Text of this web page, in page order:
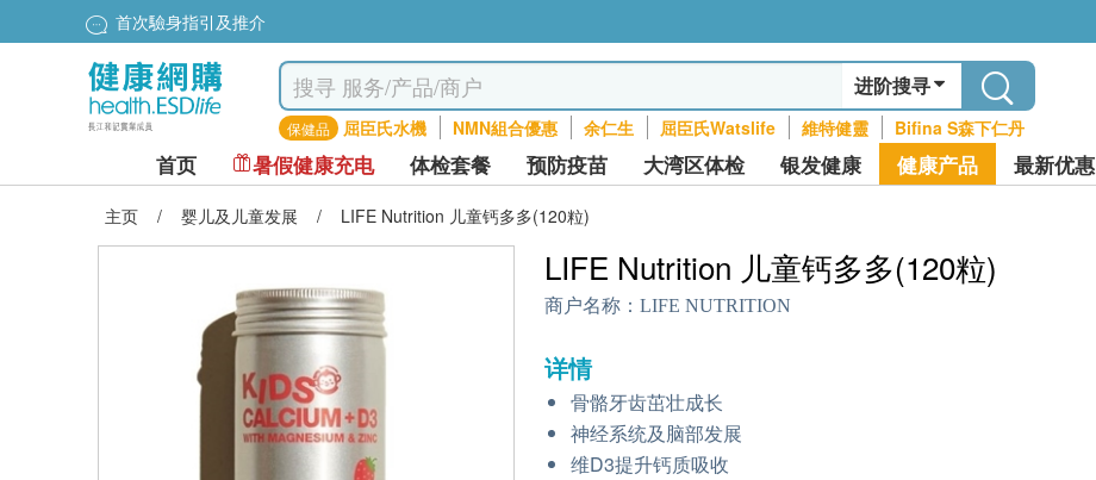
首次驗身指引及推介
进阶搜寻
保健品 屈臣氏水機 NMN組合優惠 余仁生 屈臣氏Watslife 維特健靈 Bifina S森下仁丹
首页 暑假健康充电 体检套餐 预防疫苗 大湾区体检 银发健康 健康产品 最新优惠
主页 / 婴儿及儿童发展 / LIFE Nutrition 儿童钙多多(120粒)
LIFE Nutrition 儿童钙多多(120粒)
商户名称： LIFE NUTRITION
详情
骨骼牙齿茁壮成长
神经系统及脑部发展
维D3提升钙质吸收